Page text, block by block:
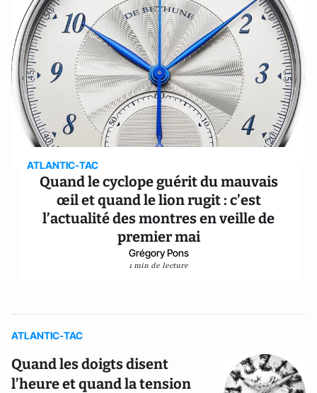
ATLANTIC-TAC
Quand le cyclope guérit du mauvais
œil et quand le lion rugit : c’est
l’actualité des montres en veille de
premier mai
Grégory Pons
1 min de lecture
ATLANTIC-TAC
Quand les doigts disent
l’heure et quand la tension